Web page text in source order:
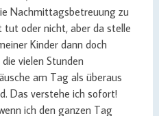
Nachmittagsbetreuung zu
oder nicht, aber da stelle
Kinder dann doch
vielen Stunden
am Tag als überaus
Das verstehe ich sofort!
ich den ganzen Tag